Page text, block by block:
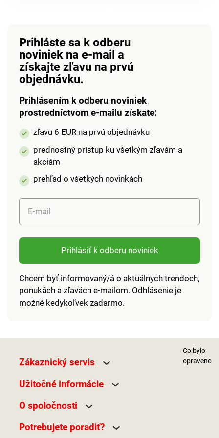
Podporuje pocit
sýtosti. Prispieva ku
kontrole hmotnosti.
Podporuje trávenie.
oftalmologicky
testované. Striekanie
miesto kvapkania.
Upozorňujeme, že z
hygienických dôvodov
kozmetické výrobky,
stravy.
Prihláste sa k odberu
noviniek na e-mail a
získajte zľavu na prvú
objednávku.
Prihlásením k odberu noviniek
prostredníctvom e-mailu získate:
zľavu 6 EUR na prvú objednávku
prednostný prístup ku všetkým zľavám a
akciám
prehľad o všetkých novinkách
E-mail
Prihlásiť k odberu noviniek
Chcem byť informovaný/á o aktuálnych trendoch,
ponukách a zľavách e-mailom. Odhlásenie je
možné kedykoľvek zadarmo.
Zákaznický servis
Užitočné informácie
O spoločnosti
Potrebujete poradiť?
Co bylo
opraveno